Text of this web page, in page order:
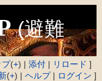
(避難
プ(+) |添付 | リロード ]
(+) |ヘルプ| ログイン ]